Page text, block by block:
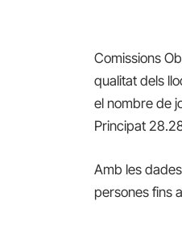
Comissions
qualitat dels
el nombre de
Principat
Amb les
persones fins